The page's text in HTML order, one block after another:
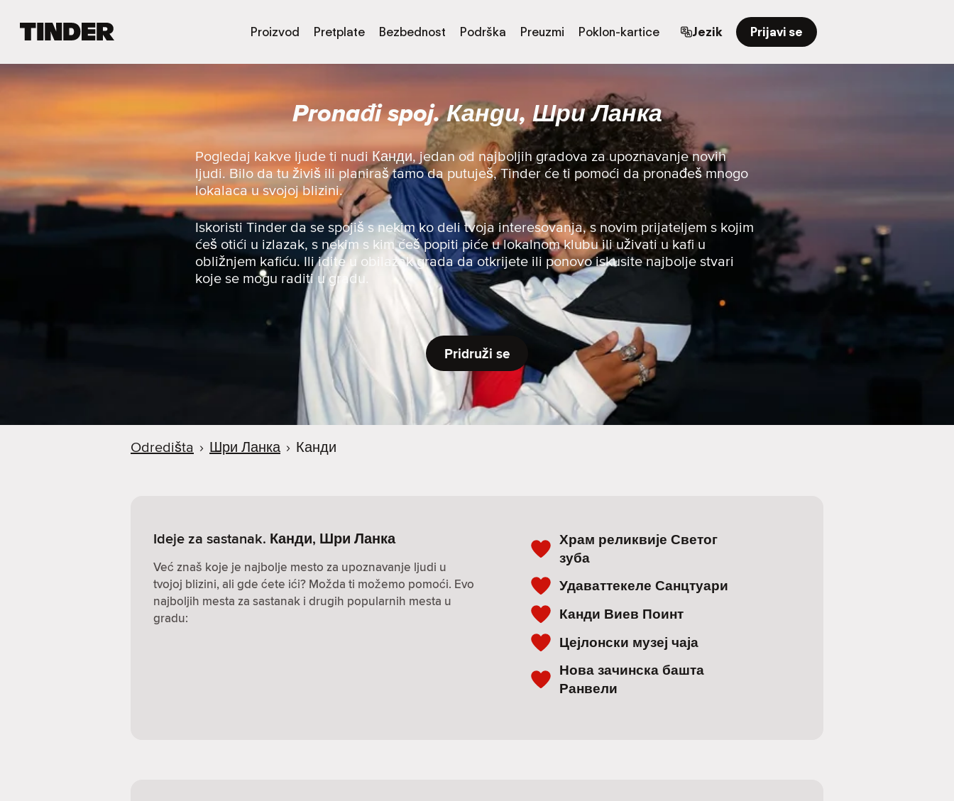
e
t
n
a
Proizvod Pretplate Bezbednost Podrška Preuzmi Poklon-kartice Jezik Prijavi se
Pronađi spoj. Канди, Шри Ланка
Pogledaj kakve ljude ti nudi Канди, jedan od najboljih gradova za upoznavanje novih
ljudi. Bilo da tu živiš ili planiraš tamo da putuješ, Tinder će ti pomoći da pronađeš mnogo
lokalaca u svojoj blizini.
Iskoristi Tinder da se spojiš s nekim ko deli tvoja interesovanja, s novim prijateljem s kojim
ćeš otići u izlazak, s nekim s kim ćeš popiti piće u lokalnom klubu ili uživati u kafi u
obližnjem kafiću. Ili idite u obilazak grada da otkrijete ili ponovo iskusite najbolje stvari
koje se mogu raditi u gradu.
Pridruži se
Odredišta › Шри Ланка › Канди
Ideje za sastanak. Канди, Шри Ланка
Već znaš koje je najbolje mesto za upoznavanje ljudi u
tvojoj blizini, ali gde ćete ići? Možda ti možemo pomoći. Evo
najboljih mesta za sastanak i drugih popularnih mesta u
gradu:
Храм реликвије Светог
зуба
Удаваттекеле Санцтуари
Канди Виев Поинт
Цејлонски музеј чаја
Нова зачинска башта
Ранвели